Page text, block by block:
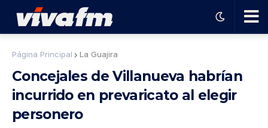
Ha
Página Principal La Guajira
Concejales de Villanueva habrían
incurrido en prevaricato al elegir
personero